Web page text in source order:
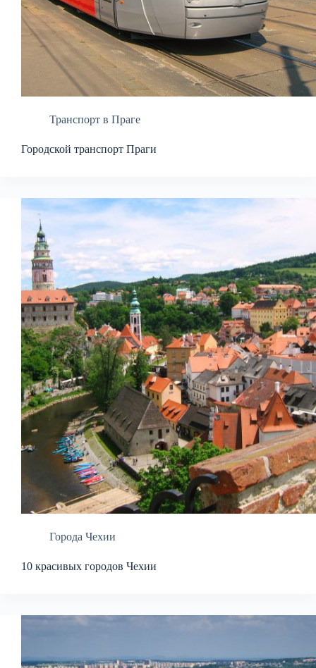
Транспорт в Праге
Городской транспорт Праги
Города Чехии
10 красивых городов Чехии